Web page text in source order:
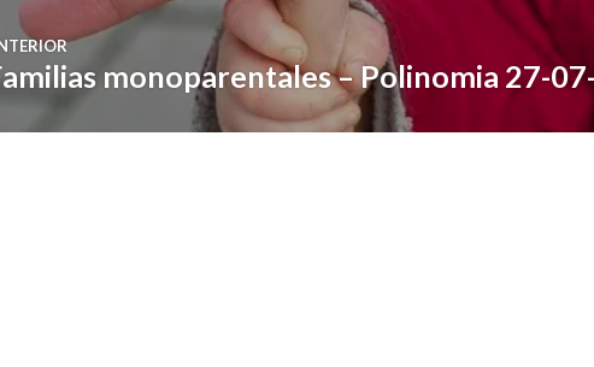
anterior:
monoparentales – Polinomia 27-